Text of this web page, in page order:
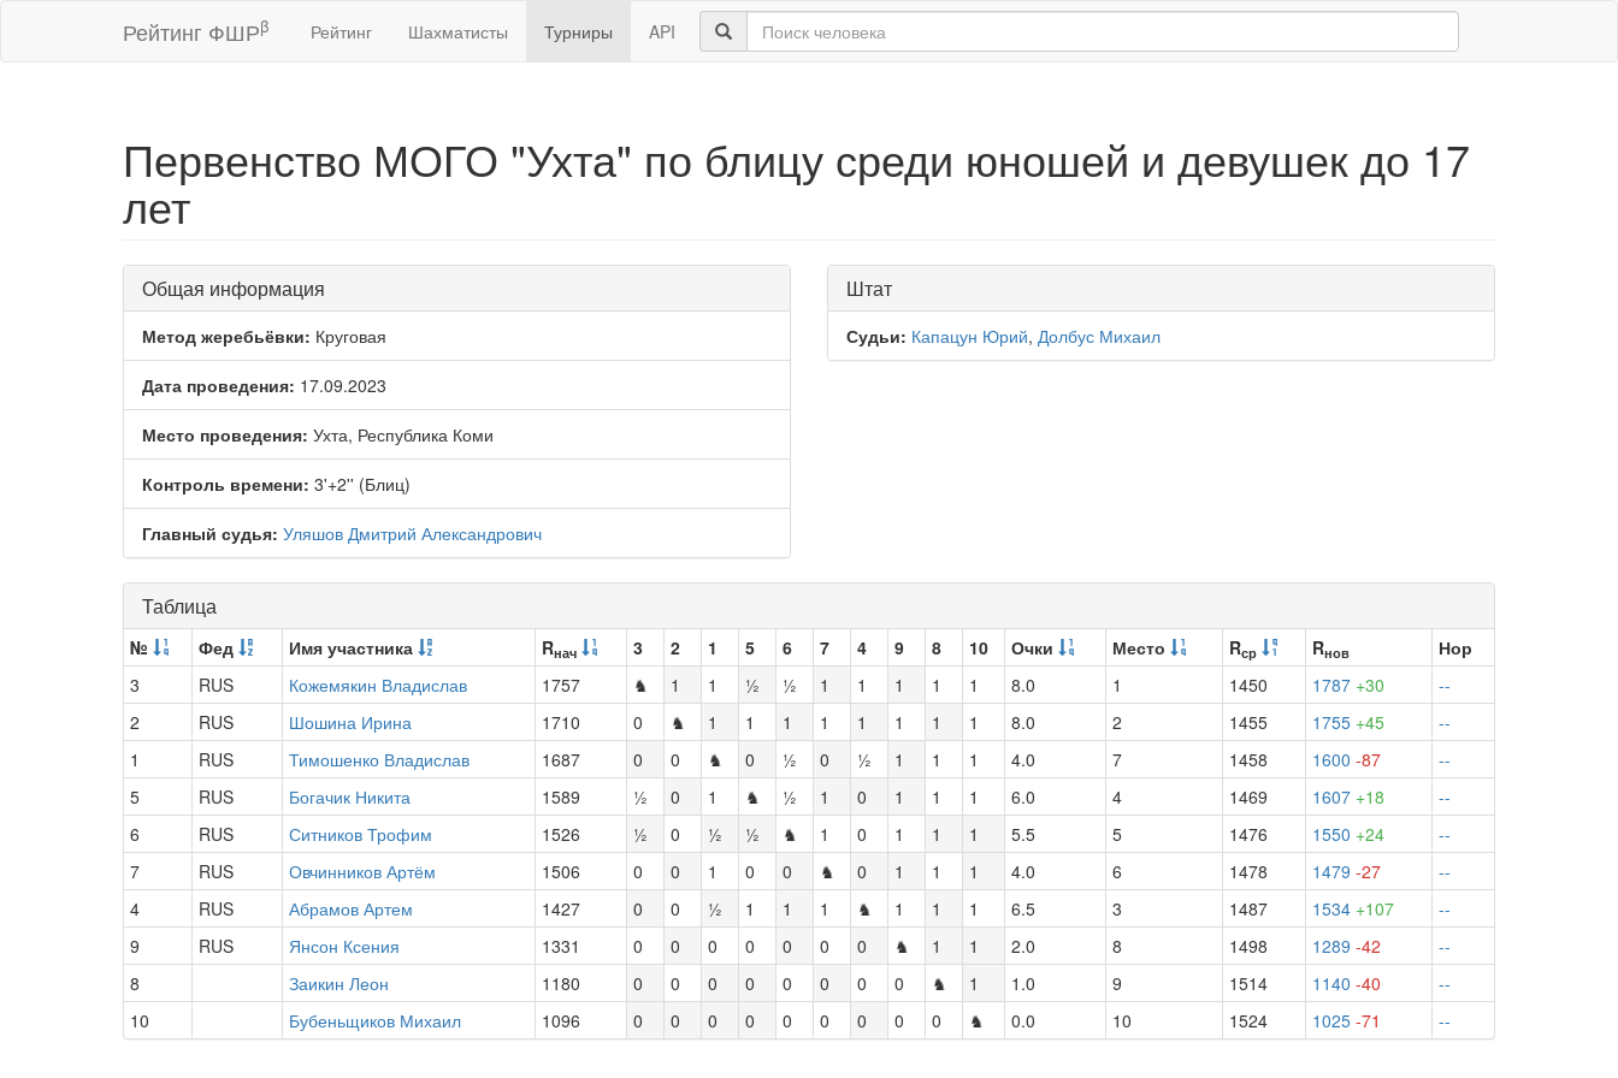
Рейтинг ФШРβ Рейтинг Шахматисты Турниры API
Первенство МОГО "Ухта" по блицу среди юношей и девушек до 17
лет
Общая информация
Метод жеребьёвки: Круговая
Дата проведения: 17.09.2023
Место проведения: Ухта, Республика Коми
Контроль времени: 3'+2'' (Блиц)
Главный судья: Уляшов Дмитрий Александрович
Штат
Судьи: Капацун Юрий, Долбус Михаил
Таблица
№ Фед Имя участника Rнач 3 2 1 5 6 7 4 9 8 10 Очки Место Rср Rнов
Нор
3
RUS Кожемякин Владислав 1757 ♞ 1 1 ½ ½ 1 1 1 1 1 8.0 1 1450 1787 +30
--
2
RUS Шошина Ирина 1710 0 ♞ 1 1 1 1 1 1 1 1 8.0 2 1455 1755 +45
--
1
RUS Тимошенко Владислав 1687 0 0 ♞ 0 ½ 0 ½ 1 1 1 4.0 7 1458 1600 -87
--
5
RUS Богачик Никита 1589 ½ 0 1 ♞ ½ 1 0 1 1 1 6.0 4 1469 1607 +18
--
6
RUS Ситников Трофим 1526 ½ 0 ½ ½ ♞ 1 0 1 1 1 5.5 5 1476 1550 +24
--
7
RUS Овчинников Артём 1506 0 0 1 0 0 ♞ 0 1 1 1 4.0 6 1478 1479 -27
--
4
RUS Абрамов Артем 1427 0 0 ½ 1 1 1 ♞ 1 1 1 6.5 3 1487 1534 +107
--
9
RUS Янсон Ксения 1331 0 0 0 0 0 0 0 ♞ 1 1 2.0 8 1498 1289 -42
--
8
Заикин Леон 1180 0 0 0 0 0 0 0 0 ♞ 1 1.0 9 1514 1140 -40
--
10
Бубеньщиков Михаил 1096 0 0 0 0 0 0 0 0 0 ♞ 0.0 10 1524 1025 -71 --